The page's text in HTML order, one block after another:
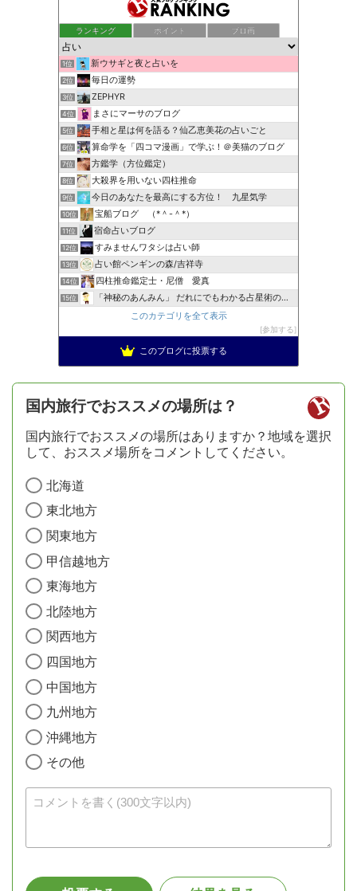
ランキング ポイント ブロ画
1位 新ウサギと夜と占いを
2位 毎日の運勢
3位 ZEPHYR
4位 まさにマーサのブログ
5位 手相と星は何を語る？仙乙恵美花の占いごと
6位 算命学を「四コマ漫画」で学ぶ！＠美猫のブログ
7位 方鑑学（方位鑑定）
8位 大殺界を用いない四柱推命
9位 今日のあなたを最高にする方位！ 九星気学
10位 宝船ブログ （*＾-＾*）
11位 宿命占いブログ
12位 すみませんワタシは占い師
13位 占い館ペンギンの森/吉祥寺
14位 四柱推命鑑定士・尼僧 愛真
15位
「神秘のあんみん」 だれにでもわかる占星術の極意『サビアン…
このカテゴリを全て表示
参加する
このブログに投票する